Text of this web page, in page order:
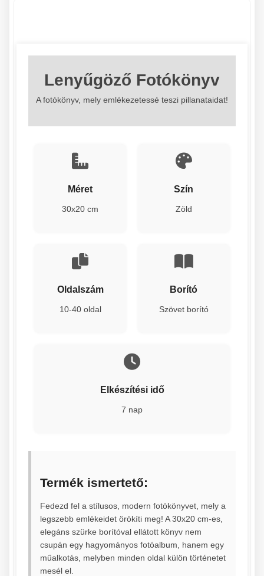
Lenyűgöző Fotókönyv
A fotókönyv, mely emlékezetessé teszi pillanataidat!
Méret
30x20 cm
Szín
Zöld
Oldalszám
10-40 oldal
Borító
Szövet borító
Elkészítési idő
7 nap
Termék ismertető:
Fedezd fel a stílusos, modern fotókönyvet, mely a
legszebb emlékeidet örökíti meg! A 30x20 cm-es,
elegáns szürke borítóval ellátott könyv nem
csupán egy hagyományos fotóalbum, hanem egy
műalkotás, melyben minden oldal külön történetet
mesél el.